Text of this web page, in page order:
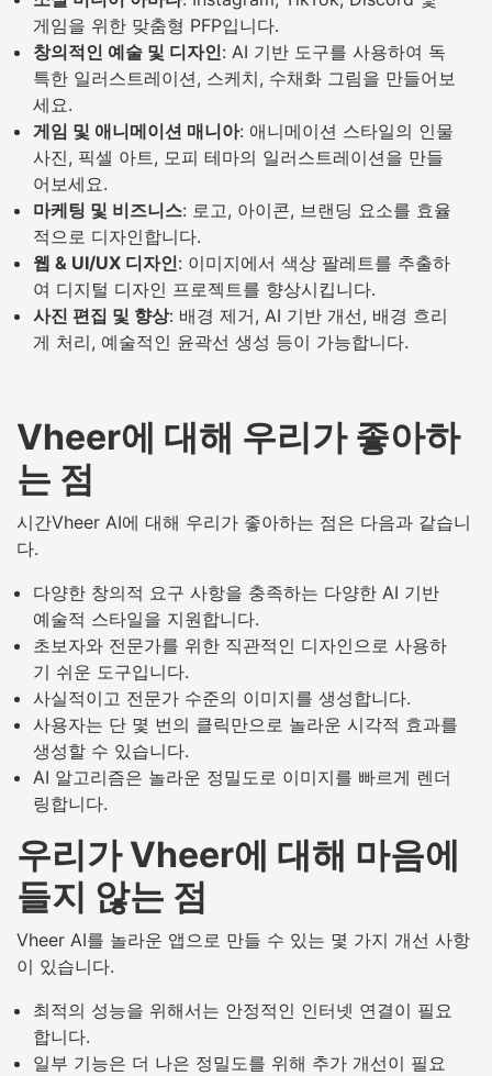
게임을 위한 맞춤형 PFP입니다.
창의적인 예술 및 디자인: AI 기반 도구를 사용하여 독
특한 일러스트레이션, 스케치, 수채화 그림을 만들어보
세요.
게임 및 애니메이션 매니아: 애니메이션 스타일의 인물
사진, 픽셀 아트, 모피 테마의 일러스트레이션을 만들
어보세요.
마케팅 및 비즈니스: 로고, 아이콘, 브랜딩 요소를 효율
적으로 디자인합니다.
웹 & UI/UX 디자인: 이미지에서 색상 팔레트를 추출하
여 디지털 디자인 프로젝트를 향상시킵니다.
사진 편집 및 향상: 배경 제거, AI 기반 개선, 배경 흐리
게 처리, 예술적인 윤곽선 생성 등이 가능합니다.
Vheer에 대해 우리가 좋아하
는 점
시간Vheer AI에 대해 우리가 좋아하는 점은 다음과 같습니
다.
다양한 창의적 요구 사항을 충족하는 다양한 AI 기반
예술적 스타일을 지원합니다.
초보자와 전문가를 위한 직관적인 디자인으로 사용하
기 쉬운 도구입니다.
사실적이고 전문가 수준의 이미지를 생성합니다.
사용자는 단 몇 번의 클릭만으로 놀라운 시각적 효과를
생성할 수 있습니다.
AI 알고리즘은 놀라운 정밀도로 이미지를 빠르게 렌더
링합니다.
우리가 Vheer에 대해 마음에
들지 않는 점
Vheer AI를 놀라운 앱으로 만들 수 있는 몇 가지 개선 사항
이 있습니다.
최적의 성능을 위해서는 안정적인 인터넷 연결이 필요
합니다.
일부 기능은 더 나은 정밀도를 위해 추가 개선이 필요